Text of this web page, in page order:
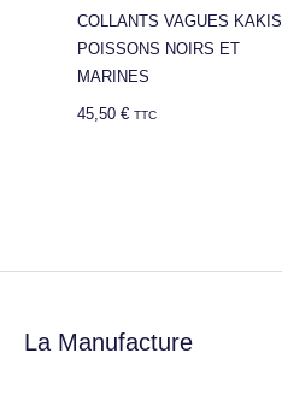
COLLANTS VAGUES KAKIS
POISSONS NOIRS ET
MARINES
45,50 € TTC
La Manufacture